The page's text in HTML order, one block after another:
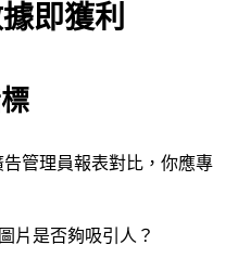
即獲利
告管理員報表對比，你應專
片是否夠吸引人？